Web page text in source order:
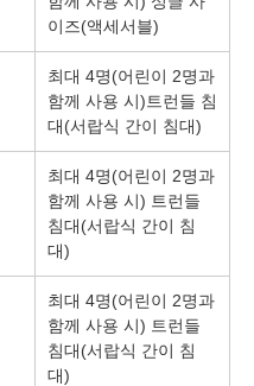
이즈(액세서블)
최대 4명(어린이 2명과
함께 사용 시)트런들 침
대(서랍식 간이 침대)
최대 4명(어린이 2명과
함께 사용 시) 트런들
침대(서랍식 간이 침
대)
최대 4명(어린이 2명과
함께 사용 시) 트런들
침대(서랍식 간이 침
대)